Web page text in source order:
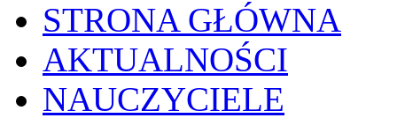
STRONA GŁÓWNA
AKTUALNOŚCI
NAUCZYCIELE